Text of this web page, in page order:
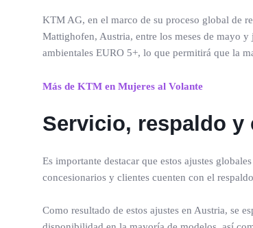
KTM AG, en el marco de su proceso global de
Mattighofen, Austria, entre los meses de mayo
ambientales EURO 5+, lo que permitirá que la
Más de KTM en Mujeres al Volante
Servicio, respaldo y
Es importante destacar que estos ajustes
concesionarios y clientes cuenten con el
Como resultado de estos ajustes en Austria, se